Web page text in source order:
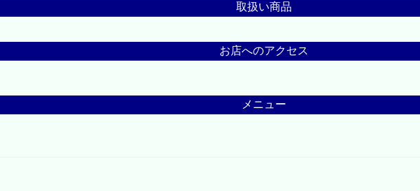
取扱い商品
お店へのアクセス
メニュー